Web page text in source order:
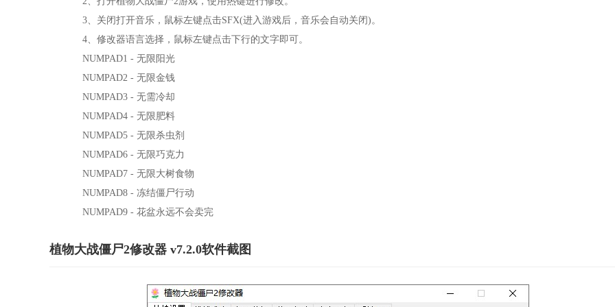
3、关闭打开音乐，鼠标左键点击SFX(进入游戏后，音乐会自动关闭)。
4、修改器语言选择，鼠标左键点击下行的文字即可。
NUMPAD1 - 无限阳光
NUMPAD2 - 无限金钱
NUMPAD3 - 无需冷却
NUMPAD4 - 无限肥料
NUMPAD5 - 无限杀虫剂
NUMPAD6 - 无限巧克力
NUMPAD7 - 无限大树食物
NUMPAD8 - 冻结僵尸行动
NUMPAD9 - 花盆永远不会卖完
植物大战僵尸2修改器 v7.2.0软件截图